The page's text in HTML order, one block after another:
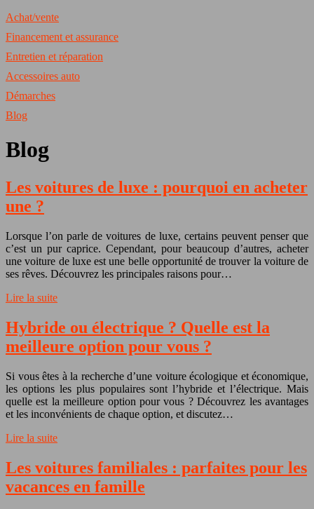
Achat/vente
Financement et assurance
Entretien et réparation
Accessoires auto
Démarches
Blog
Blog
Les voitures de luxe : pourquoi en acheter
une ?
Lorsque l’on parle de voitures de luxe, certains peuvent penser que
c’est un pur caprice. Cependant, pour beaucoup d’autres, acheter
une voiture de luxe est une belle opportunité de trouver la voiture de
ses rêves. Découvrez les principales raisons pour…
Lire la suite
Hybride ou électrique ? Quelle est la
meilleure option pour vous ?
Si vous êtes à la recherche d’une voiture écologique et économique,
les options les plus populaires sont l’hybride et l’électrique. Mais
quelle est la meilleure option pour vous ? Découvrez les avantages
et les inconvénients de chaque option, et discutez…
Lire la suite
Les voitures familiales : parfaites pour les
vacances en famille